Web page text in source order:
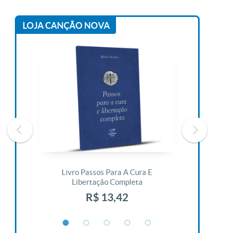
LOJA CANÇÃO NOVA
Livro Passos Para A Cura E
Libertação Completa
R$ 13,42